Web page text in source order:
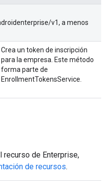
v1, a menos
Crea un token de inscripción
para la empresa. Este método
forma parte de
EnrollmentTokensService.
recurso de Enterprise,
de recursos.